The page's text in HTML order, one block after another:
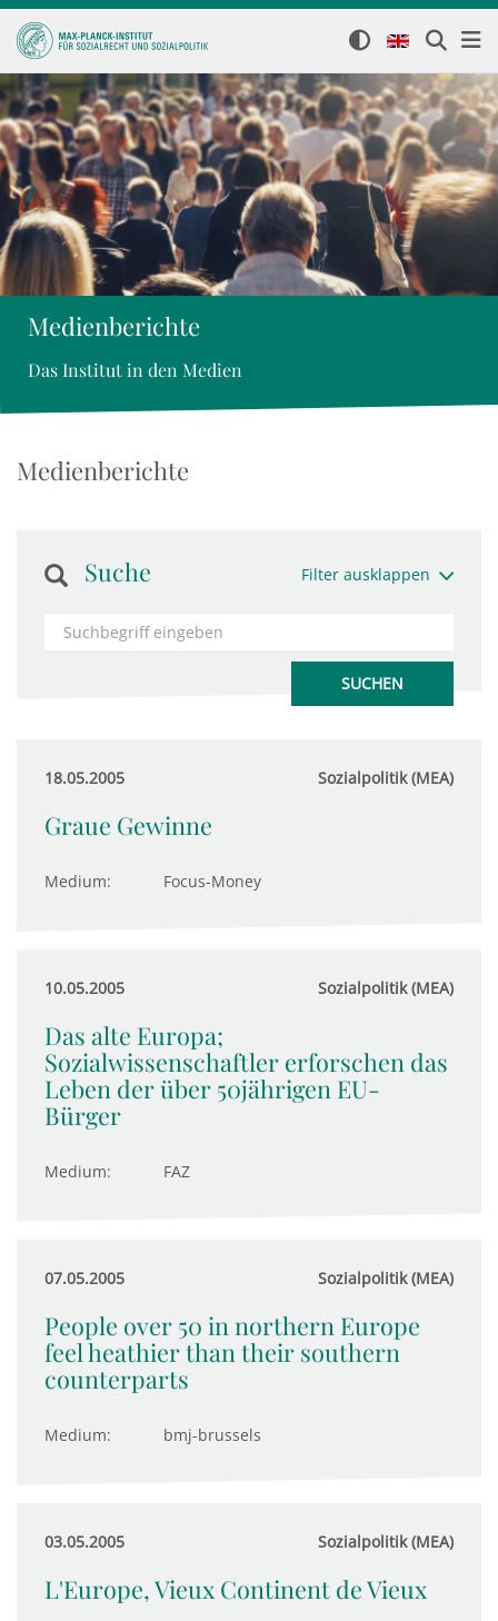
Medienberichte
Das Institut in den Medien
Medienberichte
Suche Filter ausklappen
18.05.2005 Sozialpolitik (MEA)
Graue Gewinne
Medium: Focus-Money
10.05.2005 Sozialpolitik (MEA)
Das alte Europa;
Sozialwissenschaftler erforschen das
Leben der über 50jährigen EU-
Bürger
Medium: FAZ
07.05.2005 Sozialpolitik (MEA)
People over 50 in northern Europe
feel heathier than their southern
counterparts
Medium: bmj-brussels
03.05.2005 Sozialpolitik (MEA)
L'Europe, Vieux Continent de Vieux